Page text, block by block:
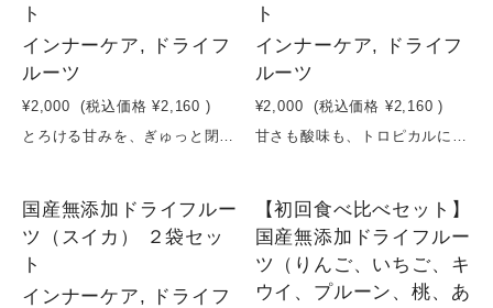
ト
インナーケア, ドライフ
ルーツ
¥2,000 (税込価格 ¥2,160 )
とろける甘みを、ぎゅっと閉じ込めて。国産の洋なしを使用し、砂糖・保存料・香料など一切不使用で仕上げたドライフルーツです。低温でじっくり乾燥させることで、洋なし特有のとろけるような甘みとやさしい香り、なめらかな口当たりをそのまま凝縮。噛むほどに広がる上品な甘さは、リラックスタイムやご褒美おやつに最適。そのままはもちろん、ヨーグルトやチーズ、紅茶に合わせることで、日常を少し贅沢に演出します。“シンプルなのに特別”。毎日に取り入れやすいナチュラルスイーツです。原材料：洋なし（長野県産）＊時期により、変更させていただく場合がございます。容量：35g×２袋賞味期限：製造日から６ヶ月
ト
インナーケア, ドライフ
ルーツ
¥2,000 (税込価格 ¥2,160 )
甘さも酸味も、トロピカルに凝縮。爽やかなドライパイン。国産パイナップルを使用し、砂糖・保存料・香料など一切不使用で仕上げたドライフルーツです。低温でじっくり乾燥させることで、パイン本来のジューシーな甘みと爽やかな酸味、華やかな香りをそのまま凝縮。ひと口で広がるトロピカルな味わいは、リフレッシュしたい時や間食に最適。そのままはもちろん、ヨーグルトやグラノーラ、紅茶に加えることで、日常の食事に彩りと栄養をプラスできます。“軽やかに整える、南国の恵み”。毎日続けやすいナチュラルフルーツです。原材料：パイン（沖縄県産）＊時期により、変更させていただく場合がございます。容量：20g×２袋賞味期限：製造日から６ヶ月
国産無添加ドライフルー
ツ（スイカ） ２袋セッ
ト
インナーケア, ドライフ
【初回食べ比べセット】
国産無添加ドライフルー
ツ（りんご、いちご、キ
ウイ、プルーン、桃、あ